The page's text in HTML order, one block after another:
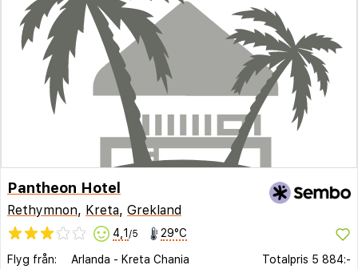
Pantheon Hotel
Rethymnon, Kreta, Grekland
4,1 /5 29°C
Flyg från: Arlanda - Kreta Chania
Totalpris 5 884:-